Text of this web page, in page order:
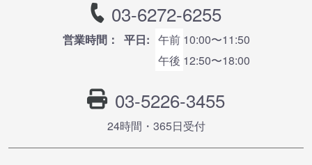
03-6272-6255
営業時間： 平日: 午前 10:00〜11:50
午後 12:50〜18:00
03-5226-3455
24時間・365⽇受付